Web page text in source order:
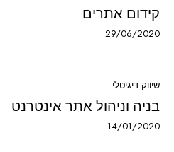
קידום אתרים
29/06/2020
שיווק דיגיטלי
בניה וניהול אתר אינטרנט
14/01/2020